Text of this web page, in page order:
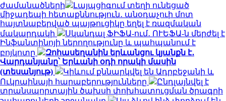
ժամանածների
Լայպցիգում տեղի ունեցած
միջադեպի հետաքննություն․ անօդաչուի մոտ
հայտնաբերված պայթուցիկը եղել է ռազմական
մակարդակի
Սկանդալ ՖԻՖԱ-ում․ ՈՒԵՖԱ-ն մերժել է
Ինֆանտինոյի ներողությունը և պահպանում է
բոյկոտը
Զոհասեղանին երևանցու կյանքն է․
Վարդանյանը՝ Երևանի օդի որակի մասին
(տեսանյութ)
Կիևում քննարկվել են Ադրբեջանի և
Ուկրաինայի հարաբերությունները
Ընդլայնվել է
տրանսպորտային ծախսի փոխհատուցման ծրագրի